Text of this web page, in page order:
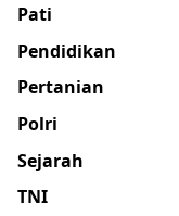
Pati
Pendidikan
Pertanian
Polri
Sejarah
TNI